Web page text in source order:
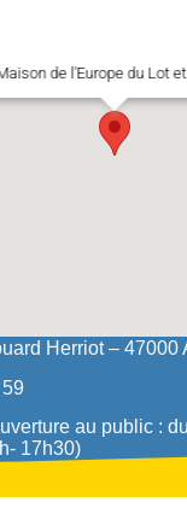
de l'Europe du Lot
Herriot – 47000
au public :
17h30)